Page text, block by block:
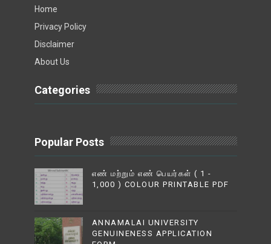
Home
Privacy Policy
Disclaimer
About Us
Categories
Popular Posts
எண் மற்றும் எண் பெயர்கள் ( 1 -
1,000 ) COLOUR PRINTABLE PDF
ANNAMALAI UNIVERSITY
GENUINENESS APPLICATION